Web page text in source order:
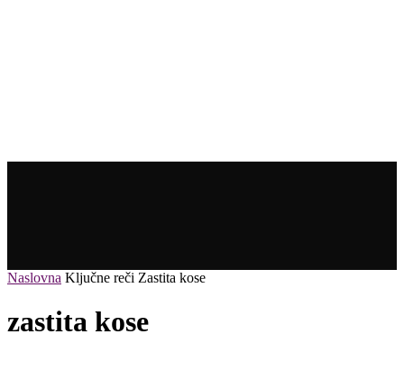
Naslovna Ključne reči Zastita kose
zastita kose